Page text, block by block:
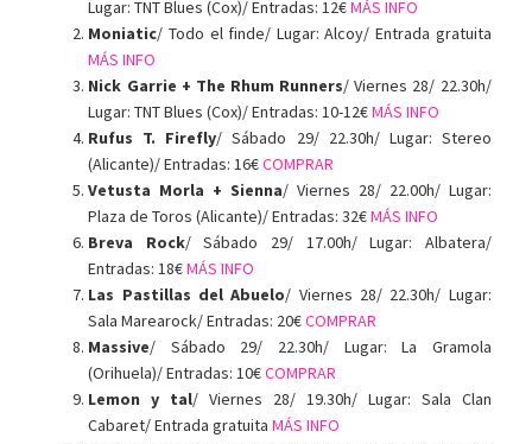
Lugar: TNT Blues (Cox)/ Entradas: 12€MÁS INFO
Moniatic/ Todo el finde/ Lugar: Alcoy/ Entrada gratuita
MÁS INFO
Nick Garrie + The Rhum Runners/ Viernes 28/ 22.30h/
Lugar: TNT Blues (Cox)/ Entradas: 10-12€MÁS INFO
Rufus T. Firefly/ Sábado 29/ 22.30h/ Lugar: Stereo
(Alicante)/ Entradas: 16€COMPRAR
Vetusta Morla + Sienna/ Viernes 28/ 22.00h/ Lugar:
Plaza de Toros (Alicante)/ Entradas: 32€MÁS INFO
Breva Rock/ Sábado 29/ 17.00h/ Lugar: Albatera/
Entradas: 18€MÁS INFO
Las Pastillas del Abuelo/ Viernes 28/ 22.30h/ Lugar:
Sala Marearock/ Entradas: 20€COMPRAR
Massive/ Sábado 29/ 22.30h/ Lugar: La Gramola
(Orihuela)/ Entradas: 10€COMPRAR
Lemon y tal/ Viernes 28/ 19.30h/ Lugar: Sala Clan
Cabaret/ Entrada gratuitaMÁS INFO